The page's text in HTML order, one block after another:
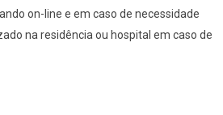
on-line e em caso de necessidade
na residência ou hospital em caso de